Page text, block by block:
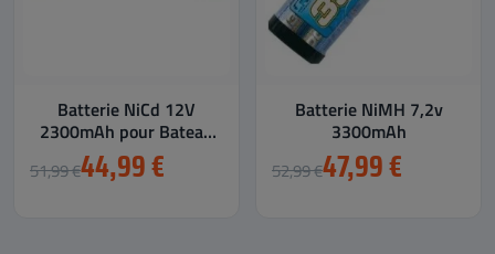
Batterie NiCd 12V
2300mAh pour Bateau
RC Double Horse 7006
51,99 €44,99 €
Batterie NiMH 7,2v
3300mAh
52,99 €47,99 €